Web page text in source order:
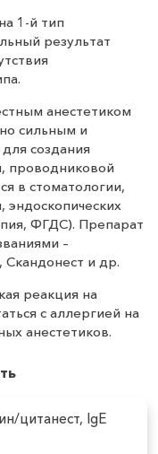
1-й тип
результат
анестетиком
сильным и
создания
проводниковой
в стоматологии,
ФГДС). Препарат
–
и др.
реакция на
с аллергией на
анестетиков.
цитанест, IgE